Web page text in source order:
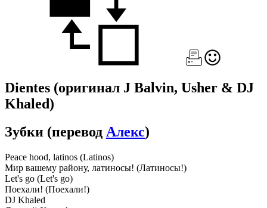
Dientes (оригинал J Balvin, Usher & DJ
Khaled)
Зубки (перевод Алекс)
Peace hood, latinos (Latinos)
Мир вашему району, латиносы! (Латиносы!)
Let's go (Let's go)
Поехали! (Поехали!)
DJ Khaled